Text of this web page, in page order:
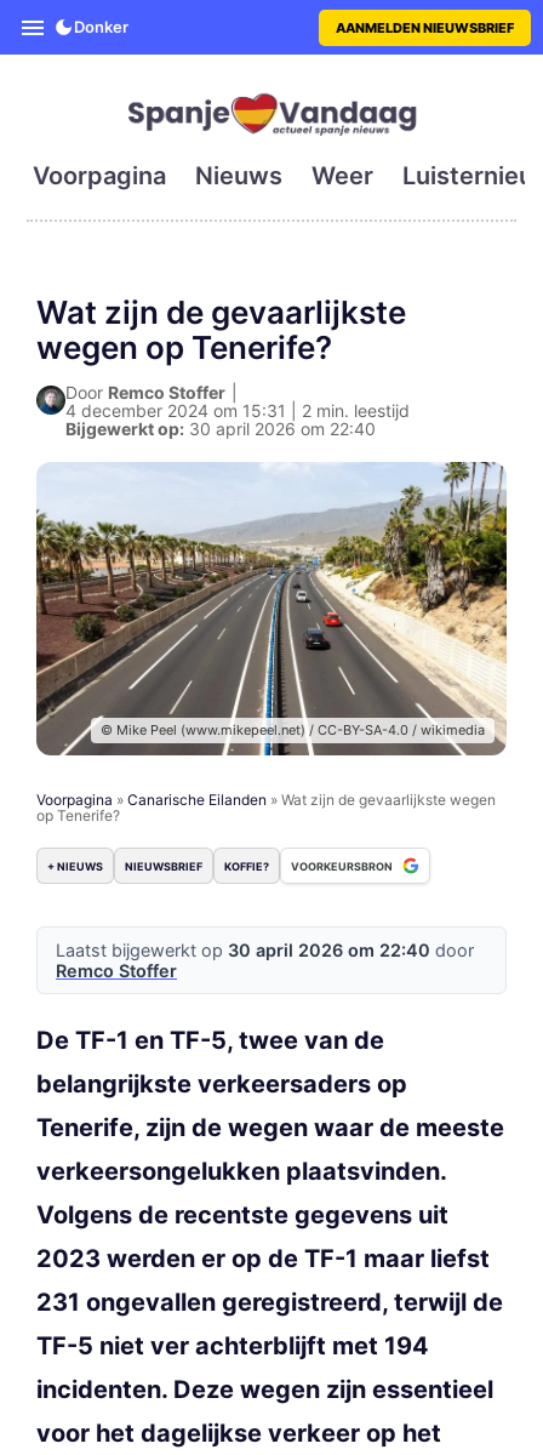
SpanjeVandaag is de eerste
Donker AANMELDEN NIEUWSBRIEF
Voorpagina Nieuws Weer
Wat zijn de gevaarlijkste
wegen op Tenerife?
Door Remco Stoffer
4 december 2024 om 15:31 | 2 min. leestijd
Bijgewerkt op: 30 april 2026 om 22:40
© Mike Peel (www.mikepeel.net) / CC-BY-SA-4.0 / wikimedia
Voorpagina » Canarische Eilanden » Wat zijn de gevaarlijkste wegen
op Tenerife?
+ NIEUWS NIEUWSBRIEF KOFFIE? VOORKEURSBRON
Laatst bijgewerkt op 30 april 2026 om 22:40 door
Remco Stoffer
De TF-1 en TF-5, twee van de
belangrijkste verkeersaders op
Tenerife, zijn de wegen waar de meeste
verkeersongelukken plaatsvinden.
Volgens de recentste gegevens uit
2023 werden er op de TF-1 maar liefst
231 ongevallen geregistreerd, terwijl de
TF-5 niet ver achterblijft met 194
incidenten. Deze wegen zijn essentieel
voor het dagelijkse verkeer op het